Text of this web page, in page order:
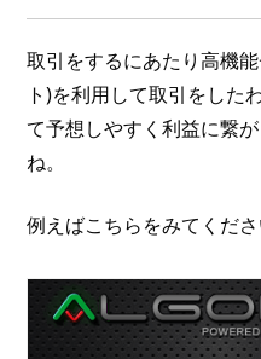
取引をするにあたり高機
ト)を利用して取引をした
て予想しやすく利益に繋
ね。
例えばこちらをみてくださ